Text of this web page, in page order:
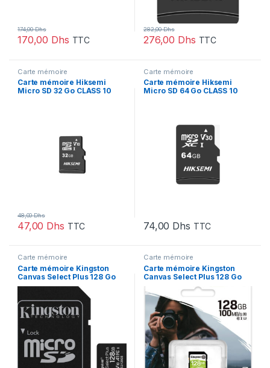
170,00 Dhs
174,00Dhs
TTC 276,00 Dhs
282,00Dhs
TTC
Carte mémoire
Carte mémoire Hiksemi
Micro SD 32 Go CLASS 10
47,00 Dhs
48,00Dhs
TTC
Carte mémoire
Carte mémoire Hiksemi
Micro SD 64 Go CLASS 10
74,00 Dhs TTC
Carte mémoire
Carte mémoire Kingston
Canvas Select Plus 128 Go
MicroSDXC UHS-I Classe 10
Carte mémoire
Carte mémoire Kingston
Canvas Select Plus 128 Go
SDXC UHS-I Classe 10
(SDS2/128GB)